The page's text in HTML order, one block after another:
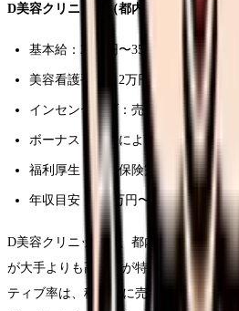
D美容クリニック（都内・中規模）
基本給：25万円〜35万円
美容看護手当：2万円
インセンティブ：売上の5〜8%（月
ボーナス：業績による（年1〜2回）
福利厚生：社会保険完備、技術研修
年収目安：500万円〜750万円
D美容クリニックは、都内の中規模ク
が大手よりも高いのが特徴です。売上
ティブ率は、積極的に売上に貢献でき